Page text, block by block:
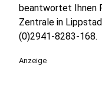
beantwortet Ihnen
Zentrale in
(0)2941-8283-168.
Anzeige